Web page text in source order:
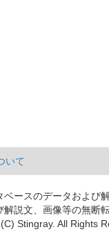
いて
ベースのデータおよび
解説文、画像等の無断
Stingray. All Rights